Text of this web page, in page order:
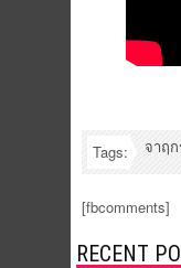
Tags: จาฤ
[fbcomments]
RECENT